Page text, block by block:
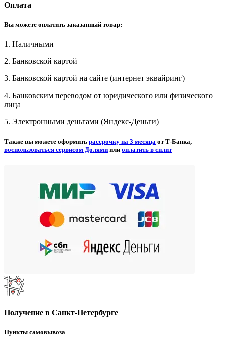
Оплата
Вы можете оплатить заказанный товар:
1. Наличными
2. Банковской картой
3. Банковской картой на сайте (интернет эквайринг)
4. Банковским переводом от юридического или физического
лица
5. Электронными деньгами (Яндекс-Деньги)
Также вы можете оформить рассрочку на 3 месяца от Т-Банка,
воспользоваться сервисом Долями или оплатить в сплит
Получение в Санкт-Петербурге
Пункты самовывоза